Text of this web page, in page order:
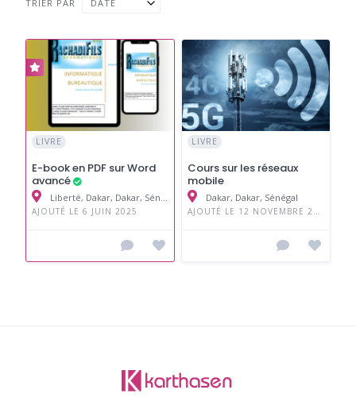
TRIER PAR DATE
LIVRE
E-book en PDF sur Word
avancé
Liberté, Dakar, Dakar, Sénégal
AJOUTÉ LE 6 JUIN 2025
LIVRE
Cours sur les réseaux
mobile
Dakar, Dakar, Sénégal
AJOUTÉ LE 12 NOVEMBRE 2024